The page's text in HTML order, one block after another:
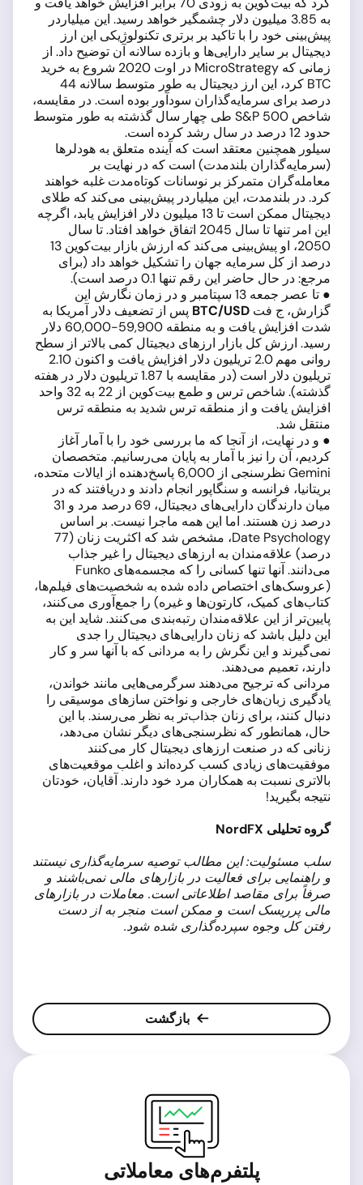
به 3.85 میلیون دلار چشمگیر خواهد رسید. این میلیاردر
پیش‌بینی خود را با تاکید بر برتری تکنولوژیکی این ارز
دیجیتال بر سایر دارایی‌ها و بازده سالانه آن توضیح داد. از
زمانی که MicroStrategy در اوت 2020 شروع به خرید
BTC کرد، این ارز دیجیتال به طور متوسط سالانه 44
درصد برای سرمایه‌گذاران سودآور بوده است. در مقایسه،
شاخص S&P 500 طی چهار سال گذشته به طور متوسط
حدود 12 درصد در سال رشد کرده است.
سیلور همچنین معتقد است که آینده متعلق به هودلرها
(سرمایه‌گذاران بلندمدت) است که در نهایت بر
معامله‌گران متمرکز بر نوسانات کوتاه‌مدت غلبه خواهند
کرد. در بلندمدت، این میلیاردر پیش‌بینی می‌کند که طلای
دیجیتال ممکن است تا 13 میلیون دلار افزایش یابد، اگرچه
این امر تنها تا سال 2045 اتفاق خواهد افتاد. تا سال
2050، او پیش‌بینی می‌کند که ارزش بازار بیت‌کوین 13
درصد از کل سرمایه جهان را تشکیل خواهد داد (برای
مرجع: در حال حاضر این رقم تنها 0.1 درصد است).
● تا عصر جمعه 13 سپتامبر و در زمان نگارش این
گزارش، ج فت BTC/USD پس از تضعیف دلار آمریکا به
شدت افزایش یافت و به منطقه 59,900-60,000 دلار
رسید. ارزش کل بازار ارزهای دیجیتال کمی بالاتر از سطح
روانی مهم 2.0 تریلیون دلار افزایش یافت و اکنون 2.10
تریلیون دلار است (در مقایسه با 1.87 تریلیون دلار در هفته
گذشته). شاخص ترس و طمع بیت‌کوین از 22 به 32 واحد
افزایش یافت و از منطقه ترس شدید به منطقه ترس
منتقل شد.
● و در نهایت، از آنجا که ما بررسی خود را با آمار آغاز
کردیم، آن را نیز با آمار به پایان می‌رسانیم. متخصصان
Gemini نظرسنجی از 6,000 پاسخ‌دهنده از ایالات متحده،
بریتانیا، فرانسه و سنگاپور انجام دادند و دریافتند که در
میان دارندگان دارایی‌های دیجیتال، 69 درصد مرد و 31
درصد زن هستند. اما این همه ماجرا نیست. بر اساس
Date Psychology، مشخص شد که اکثریت زنان (77
درصد) علاقه‌مندان به ارزهای دیجیتال را غیر جذاب
می‌دانند. آنها تنها کسانی را که مجسمه‌های Funko
(عروسک‌های اختصاص داده شده به شخصیت‌های فیلم‌ها،
کتاب‌های کمیک، کارتون‌ها و غیره) را جمع‌آوری می‌کنند،
پایین‌تر از این علاقه‌مندان رتبه‌بندی می‌کنند. شاید این به
این دلیل باشد که زنان دارایی‌های دیجیتال را جدی
نمی‌گیرند و این نگرش را به مردانی که با آنها سر و کار
دارند، تعمیم می‌دهند.
مردانی که ترجیح می‌دهند سرگرمی‌هایی مانند خواندن،
یادگیری زبان‌های خارجی و نواختن سازهای موسیقی را
دنبال کنند، برای زنان جذاب‌تر به نظر می‌رسند. با این
حال، همانطور که نظرسنجی‌های دیگر نشان می‌دهد،
زنانی که در صنعت ارزهای دیجیتال کار می‌کنند
موفقیت‌های زیادی کسب کرده‌اند و اغلب موقعیت‌های
بالاتری نسبت به همکاران مرد خود دارند. آقایان، خودتان
نتیجه بگیرید!
گروه تحلیلی NordFX
سلب مسئولیت: این مطالب توصیه سرمایه‌گذاری نیستند
و راهنمایی برای فعالیت در بازارهای مالی نمی‌باشند و
صرفاً برای مقاصد اطلاعاتی است. معاملات در بازارهای
مالی پرریسک است و ممکن است منجر به از دست
رفتن کل وجوه سپرده‌گذاری شده شود.
بازگشت
پلتفرم‌های معاملاتی